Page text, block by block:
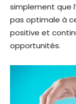
simplement que
pas optimale à
positive et
opportunités.